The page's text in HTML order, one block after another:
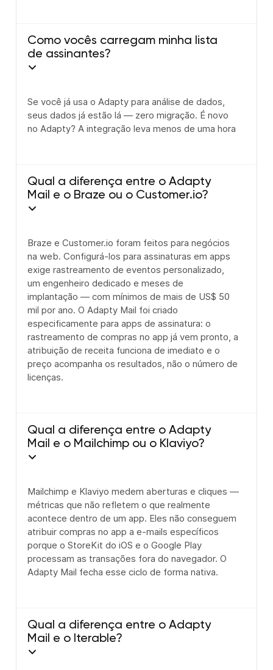
Como vocês carregam minha lista
de assinantes?
Se você já usa o Adapty para análise de dados,
seus dados já estão lá — zero migração. É novo
no Adapty? A integração leva menos de uma hora
Qual a diferença entre o Adapty
Mail e o Braze ou o Customer.io?
Braze e Customer.io foram feitos para negócios
na web. Configurá-los para assinaturas em apps
exige rastreamento de eventos personalizado,
um engenheiro dedicado e meses de
implantação — com mínimos de mais de US$ 50
mil por ano. O Adapty Mail foi criado
especificamente para apps de assinatura: o
rastreamento de compras no app já vem pronto, a
atribuição de receita funciona de imediato e o
preço acompanha os resultados, não o número de
licenças.
Qual a diferença entre o Adapty
Mail e o Mailchimp ou o Klaviyo?
Mailchimp e Klaviyo medem aberturas e cliques —
métricas que não refletem o que realmente
acontece dentro de um app. Eles não conseguem
atribuir compras no app a e-mails específicos
porque o StoreKit do iOS e o Google Play
processam as transações fora do navegador. O
Adapty Mail fecha esse ciclo de forma nativa.
Qual a diferença entre o Adapty
Mail e o Iterable?